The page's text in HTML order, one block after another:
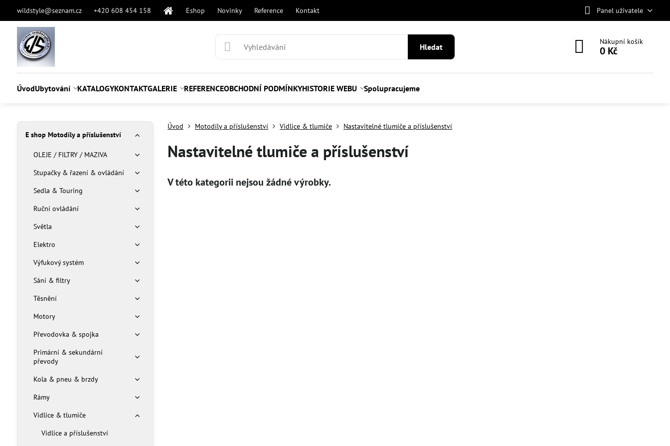
wildstyle@seznam.cz +420 608 454 158 Eshop Novinky Reference Kontakt Panel uživatele
Hledat
Nákupní košík
0 Kč
ÚvodUbytování KATALOGYKONTAKTGALERIE REFERENCEOBCHODNÍ PODMÍNKYHISTORIE WEBU Spolupracujeme
Úvod Motodíly a příslušenství Vidlice & tlumiče Nastavitelné tlumiče a příslušenství
Nastavitelné tlumiče a příslušenství
E shop Motodíly a příslušenství
OLEJE / FILTRY / MAZIVA
Stupačky & řazení & ovládání
Sedla & Touring
Ruční ovládání
Světla
Elektro
Výfukový systém
Sání & filtry
Těsnění
Motory
Převodovka & spojka
Primární & sekundární
převody
Kola & pneu & brzdy
Rámy
Vidlice & tlumiče
Vidlice a příslušenství